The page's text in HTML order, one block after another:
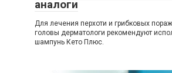
аналоги
Для лечения перхоти и грибковых
головы дерматологи рекомендуют
шампунь Кето Плюс.